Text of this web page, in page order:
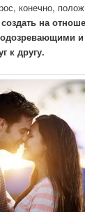
конечно,
на
к другу.